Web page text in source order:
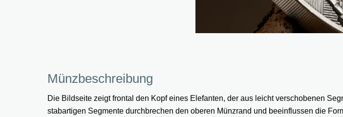
Münzbeschreibung
Die Bildseite zeigt frontal den Kopf eines Elefanten, der aus leicht verschobenen
stabartigen Segmente durchbrechen den oberen Münzrand und beeinflussen die